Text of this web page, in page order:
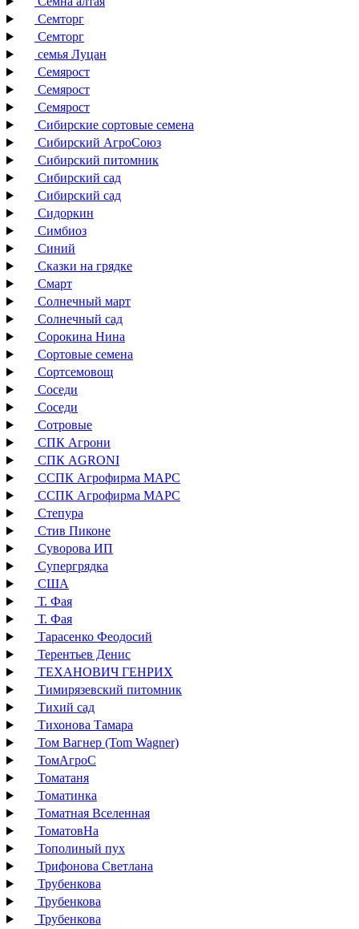
Семторг
Семторг
семья Луцан
Семярост
Семярост
Семярост
Сибирские сортовые семена
Сибирский АгроСоюз
Сибирский питомник
Сибирский сад
Сибирский сад
Сидоркин
Симбиоз
Синий
Сказки на грядке
Смарт
Солнечный март
Солнечный сад
Сорокина Нина
Сортовые семена
Сортсемовощ
Соседи
Соседи
Сотровые
СПК Агрони
СПК AGRONI
ССПК Агрофирма МАРС
ССПК Агрофирма МАРС
Степура
Стив Пиконе
Суворова ИП
Супергрядка
США
Т. Фая
Т. Фая
Тарасенко Феодосий
Терентьев Денис
ТЕХАНОВИЧ ГЕНРИХ
Тимирязевский питомник
Тихий сад
Тихонова Тамара
Том Вагнер (Tom Wagner)
ТомАгроС
Томатаня
Томатинка
Томатная Вселенная
ТоматовНа
Тополиный пух
Трифонова Светлана
Трубенкова
Трубенкова
Трубенкова